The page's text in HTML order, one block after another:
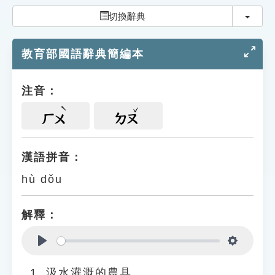
索引選單
單字索引
遊戲專區
貓頭鷹博士
切換辭典 切換
教育部國語辭典簡編本
注音：
ㄏㄨ ㄉㄡ
漢語拼音：
hù dǒu
解釋：
汲水灌溉的農具。